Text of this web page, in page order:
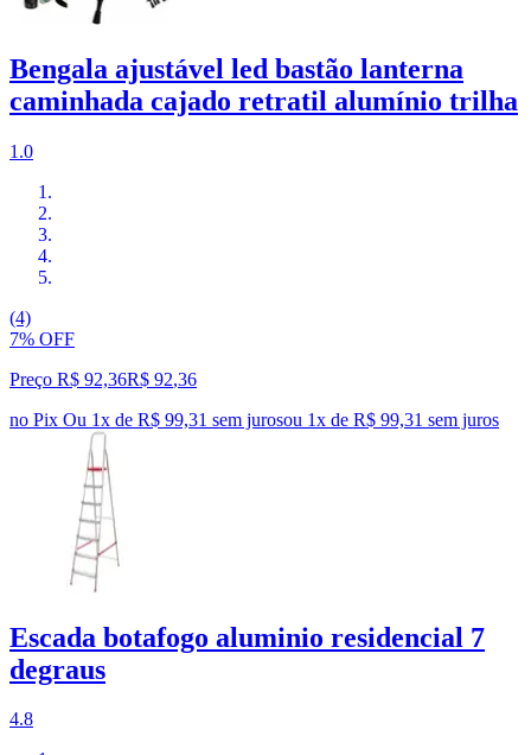
Bengala ajustável led bastão lanterna
caminhada cajado retratil alumínio trilha
1.0
(4)
7% OFF
Preço R$ 92,36R$ 92,36
no Pix Ou 1x de R$ 99,31 sem jurosou 1x de R$ 99,31 sem juros
Escada botafogo aluminio residencial 7
degraus
4.8